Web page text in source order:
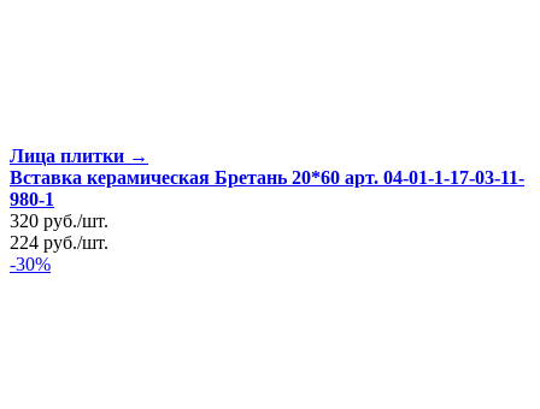
Лица плитки →
Вставка керамическая Бретань 20*60 арт. 04-01-1-17-03-11-
980-1
320 руб./шт.
224 руб./шт.
-30%